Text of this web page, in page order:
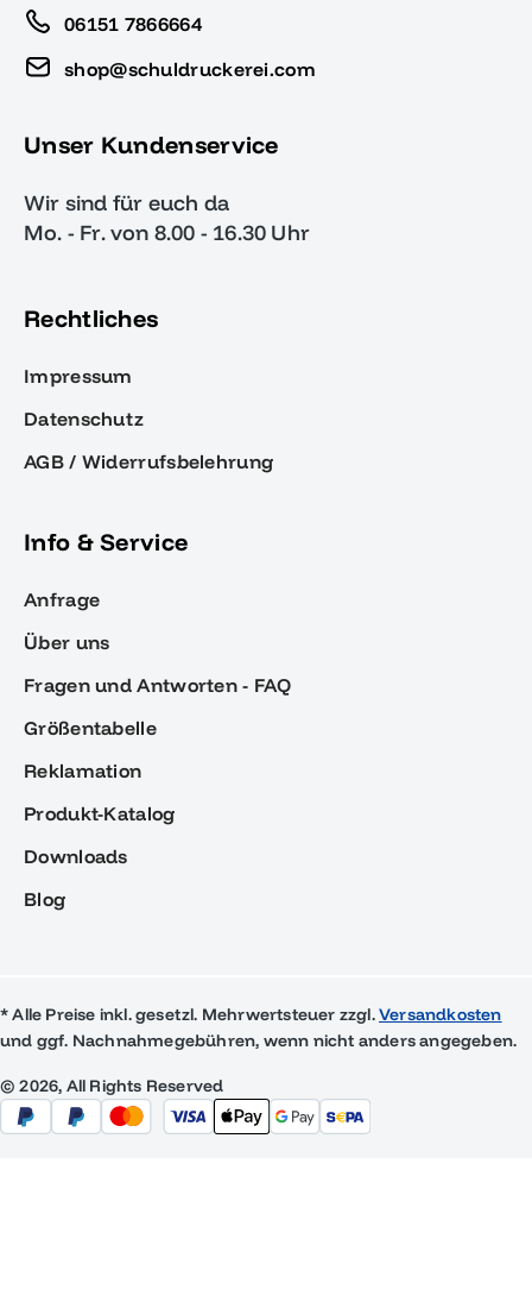
06151 7866664
shop@schuldruckerei.com
Unser Kundenservice
Wir sind für euch da
Mo. - Fr. von 8.00 - 16.30 Uhr
Rechtliches
Impressum
Datenschutz
AGB / Widerrufsbelehrung
Info & Service
Anfrage
Über uns
Fragen und Antworten - FAQ
Größentabelle
Reklamation
Produkt-Katalog
Downloads
Blog
* Alle Preise inkl. gesetzl. Mehrwertsteuer zzgl.Versandkosten
und ggf. Nachnahmegebühren, wenn nicht anders angegeben.
© 2026, All Rights Reserved